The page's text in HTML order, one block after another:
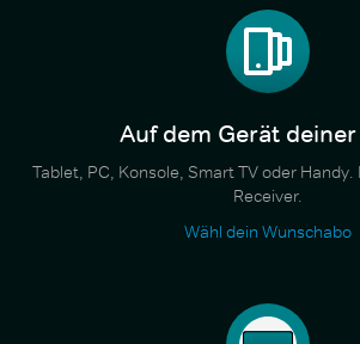
Auf dem Gerät deiner
Tablet, PC, Konsole, Smart TV oder
Receiver.
Wähl dein Wunschabo